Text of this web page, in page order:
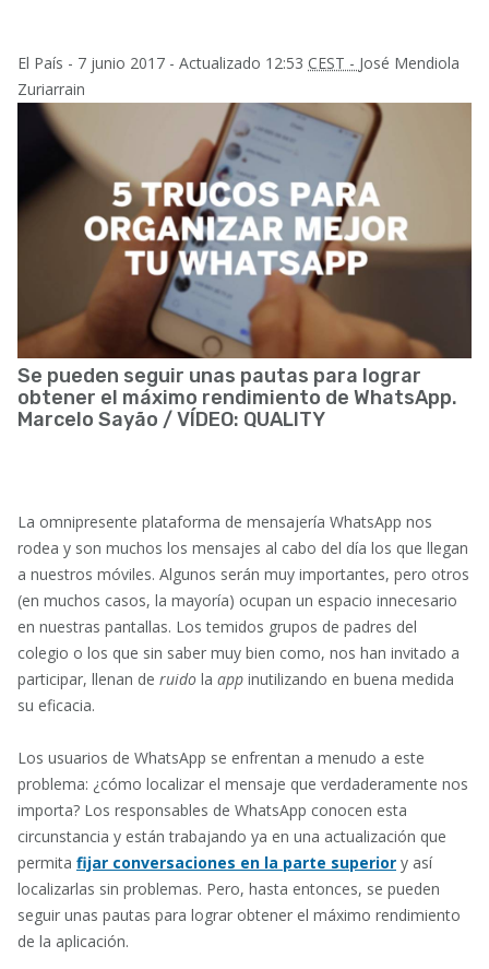
El País - 7 junio 2017 - Actualizado 12:53 CEST - José Mendiola
Zuriarrain
Se pueden seguir unas pautas para lograr
obtener el máximo rendimiento de WhatsApp.
Marcelo Sayão / VÍDEO: QUALITY
La omnipresente plataforma de mensajería WhatsApp nos
rodea y son muchos los mensajes al cabo del día los que llegan
a nuestros móviles. Algunos serán muy importantes, pero otros
(en muchos casos, la mayoría) ocupan un espacio innecesario
en nuestras pantallas. Los temidos grupos de padres del
colegio o los que sin saber muy bien como, nos han invitado a
participar, llenan de ruido la app inutilizando en buena medida
su eficacia.
Los usuarios de WhatsApp se enfrentan a menudo a este
problema: ¿cómo localizar el mensaje que verdaderamente nos
importa? Los responsables de WhatsApp conocen esta
circunstancia y están trabajando ya en una actualización que
permita fijar conversaciones en la parte superior y así
localizarlas sin problemas. Pero, hasta entonces, se pueden
seguir unas pautas para lograr obtener el máximo rendimiento
de la aplicación.